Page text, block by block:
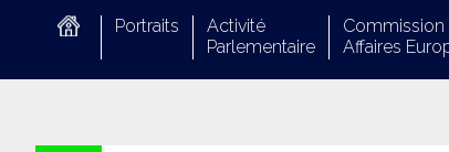
Portraits
Activité
Parlementaire
Commission
Affaires